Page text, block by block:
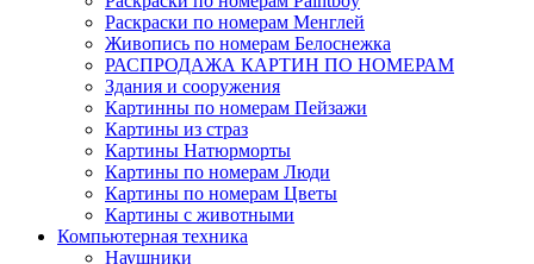
Раскраски по номерам Менглей
Живопись по номерам Белоснежка
РАСПРОДАЖА КАРТИН ПО НОМЕРАМ
Здания и сооружения
Картинны по номерам Пейзажи
Картины из страз
Картины Натюрморты
Картины по номерам Люди
Картины по номерам Цветы
Картины с животными
Компьютерная техника
Наушники